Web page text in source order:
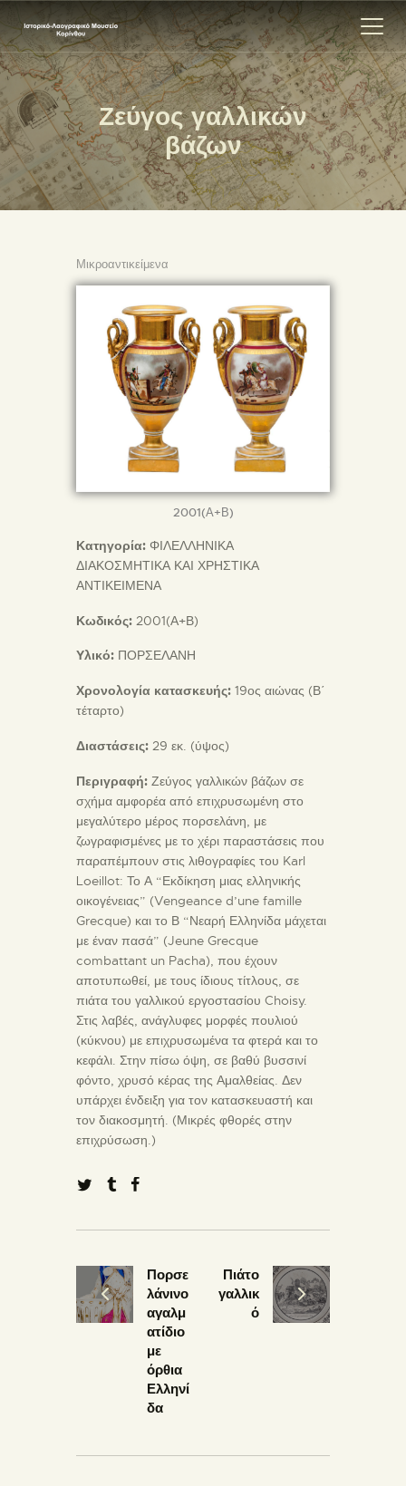
Ζεύγος γαλλικών
βάζων
ΑΡΧΙΚΗ
ΕΚΘΕΣΗ
ΣΧΕΤΙΚΑ
ΕΠΙΚΟΙΝΩΝΊΑ
Μικροαντικείμενα
2001(Α+Β)
Κατηγορία: ΦΙΛΕΛΛΗΝΙΚΑ
ΔΙΑΚΟΣΜΗΤΙΚΑ ΚΑΙ ΧΡΗΣΤΙΚΑ
ΑΝΤΙΚΕΙΜΕΝΑ
Κωδικός: 2001(Α+Β)
Υλικό: ΠΟΡΣΕΛΑΝΗ
Χρονολογία κατασκευής: 19ος αιώνας (Β΄
τέταρτο)
Διαστάσεις: 29 εκ. (ύψος)
Περιγραφή: Ζεύγος γαλλικών βάζων σε
σχήμα αμφορέα από επιχρυσωμένη στο
μεγαλύτερο μέρος πορσελάνη, με
ζωγραφισμένες με το χέρι παραστάσεις που
παραπέμπουν στις λιθογραφίες του Karl
Loeillot: Το Α “Εκδίκηση μιας ελληνικής
οικογένειας” (Vengeance d’une famille
Grecque) και το Β “Νεαρή Ελληνίδα μάχεται
με έναν πασά” (Jeune Grecque
combattant un Pacha), που έχουν
αποτυπωθεί, με τους ίδιους τίτλους, σε
πιάτα του γαλλικού εργοστασίου Choisy.
Στις λαβές, ανάγλυφες μορφές πουλιού
(κύκνου) με επιχρυσωμένα τα φτερά και το
κεφάλι. Στην πίσω όψη, σε βαθύ βυσσινί
φόντο, χρυσό κέρας της Αμαλθείας. Δεν
υπάρχει ένδειξη για τον κατασκευαστή και
τον διακοσμητή. (Μικρές φθορές στην
επιχρύσωση.)
Πορσε
λάνινο
αγαλμ
ατίδιο
με
όρθια
Ελληνί
δα
Πιάτο
γαλλικ
ό